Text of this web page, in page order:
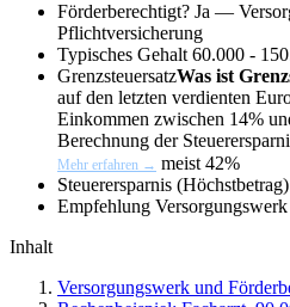
Förderberechtigt? Ja —
Pflichtversicherung
Typisches Gehalt 60.000 -
GrenzsteuersatzWas ist
auf den letzten verdienten
Einkommen zwischen 14%
Berechnung der
Mehr erfahren → meist 42%
Steuerersparnis (Höchstbetrag)
Empfehlung
Inhalt
Versorgungswerk und